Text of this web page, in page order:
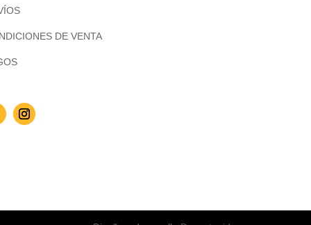
DE VENTA